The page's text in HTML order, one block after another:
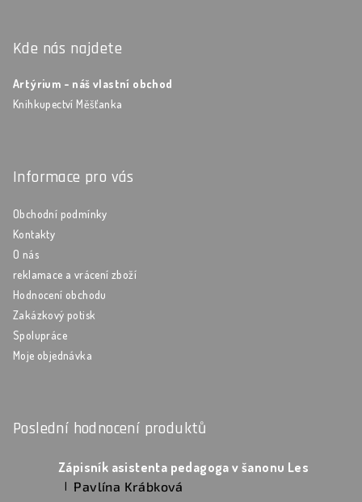
Kde nás najdete
Artýrium - náš vlastní obchod
Knihkupectví Měšťanka
Informace pro vás
Obchodní podmínky
Kontakty
O nás
reklamace a vrácení zboží
Hodnocení obchodu
Zakázkový potisk
Spolupráce
Moje objednávka
Poslední hodnocení produktů
Zápisník asistenta pedagoga v šanonu Les
Hodnocení produktu je 5 z 5 hvězdiček.
| Pavlína Krábková